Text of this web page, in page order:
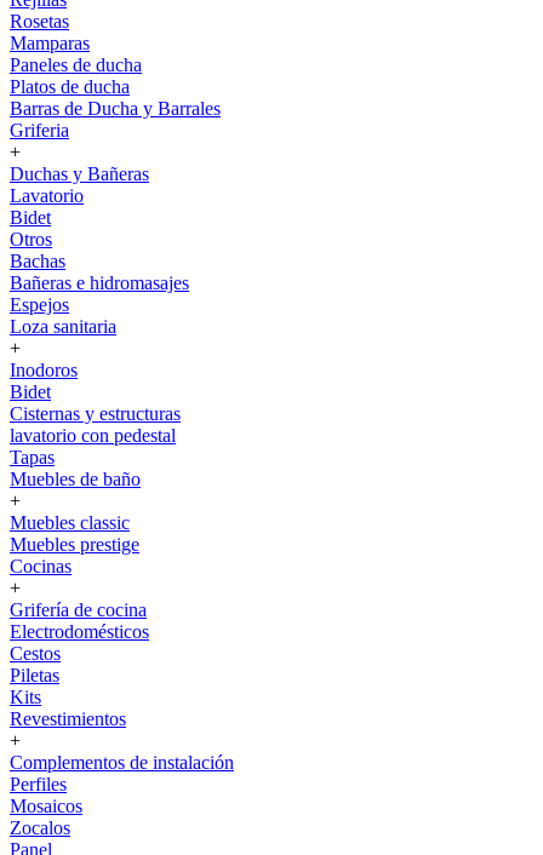
Rosetas
Mamparas
Paneles de ducha
Platos de ducha
Barras de Ducha y Barrales
Griferia
+
Duchas y Bañeras
Lavatorio
Bidet
Otros
Bachas
Bañeras e hidromasajes
Espejos
Loza sanitaria
+
Inodoros
Bidet
Cisternas y estructuras
lavatorio con pedestal
Tapas
Muebles de baño
+
Muebles classic
Muebles prestige
Cocinas
+
Grifería de cocina
Electrodomésticos
Cestos
Piletas
Kits
Revestimientos
+
Complementos de instalación
Perfiles
Mosaicos
Zocalos
Panel